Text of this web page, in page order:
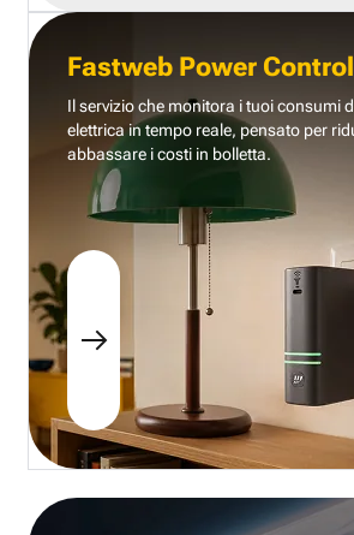
Fastweb Power Control
Il servizio che monitora i tuoi consumi
elettrica in tempo reale, pensato per
abbassare i costi in bolletta.